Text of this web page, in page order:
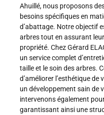
Ahuillé, nous proposons
besoins spécifiques en
d’abattage. Notre objectif
arbres tout en assurant
propriété. Chez Gérard
un service complet
taille et le soin des arbres.
d’améliorer l’esthétique de
un développement sain de
intervenons également
garantissant ainsi une